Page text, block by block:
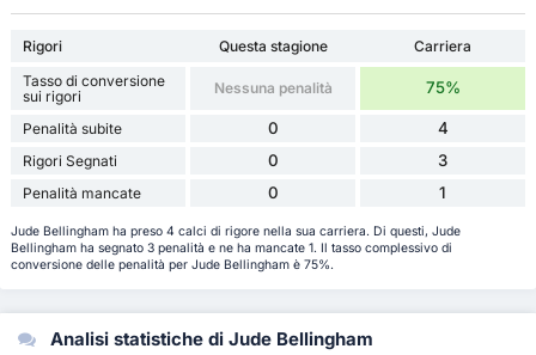
Rigori Questa stagione
Carriera
Tasso di conversione
sui rigori
Nessuna penalità 75%
Penalità subite 0 4
Rigori Segnati 0 3
Penalità mancate 0 1
Jude Bellingham ha preso 4 calci di rigore nella sua carriera. Di questi, Jude
Bellingham ha segnato 3 penalità e ne ha mancate 1. Il tasso complessivo di
conversione delle penalità per Jude Bellingham è 75%.
Analisi statistiche di Jude Bellingham